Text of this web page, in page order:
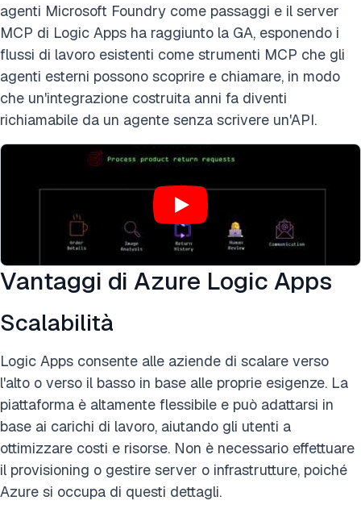
agenti Microsoft Foundry come passaggi e il server
MCP di Logic Apps ha raggiunto la GA, esponendo i
flussi di lavoro esistenti come strumenti MCP che gli
agenti esterni possono scoprire e chiamare, in modo
che un'integrazione costruita anni fa diventi
richiamabile da un agente senza scrivere un'API.
Vantaggi di Azure Logic Apps
Scalabilità
Logic Apps consente alle aziende di scalare verso
l'alto o verso il basso in base alle proprie esigenze. La
piattaforma è altamente flessibile e può adattarsi in
base ai carichi di lavoro, aiutando gli utenti a
ottimizzare costi e risorse. Non è necessario effettuare
il provisioning o gestire server o infrastrutture, poiché
Azure si occupa di questi dettagli.